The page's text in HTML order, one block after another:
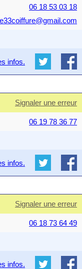
06 18 53 03 18
infos.
Signaler une erreur
06 19 78 36 77
infos.
Signaler une erreur
06 18 73 64 49
infos.